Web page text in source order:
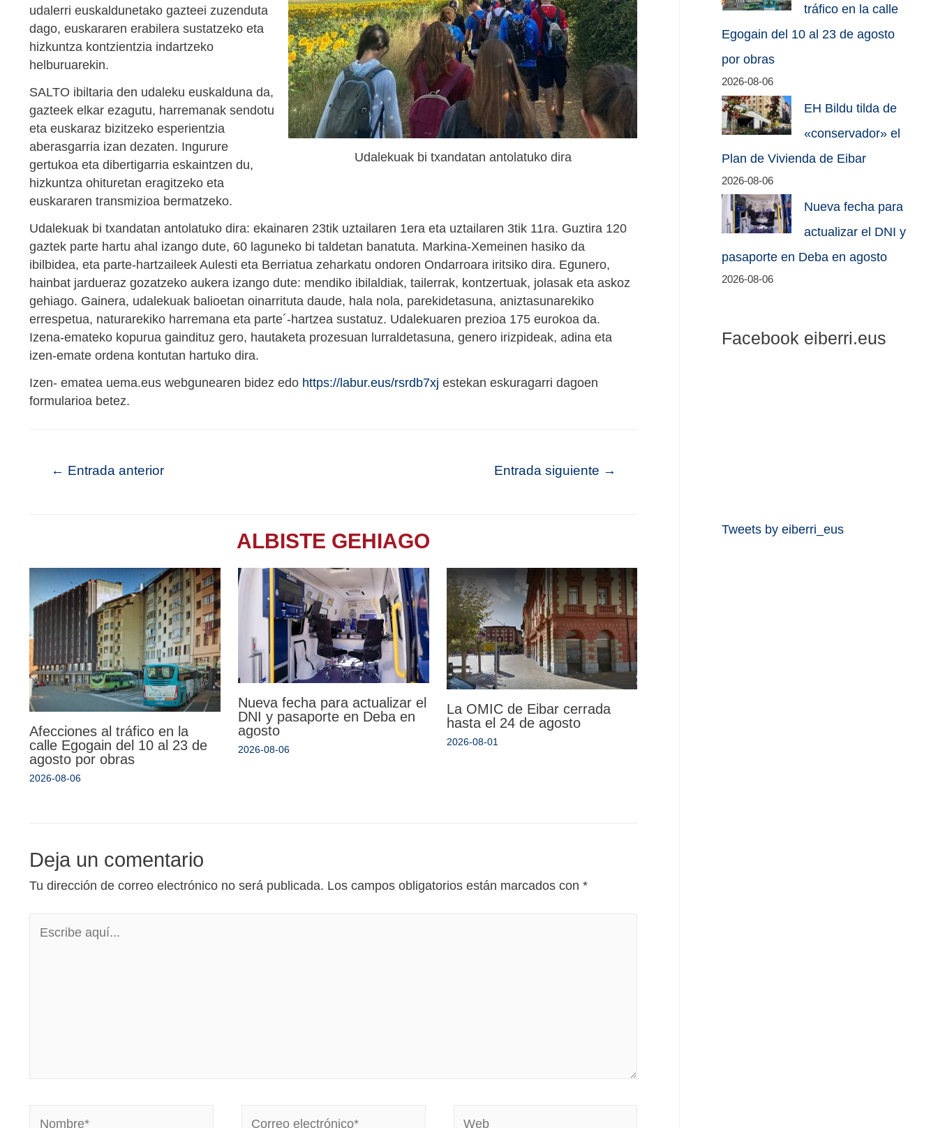
Udalekuak bi txandatan antolatuko dira
udalerri euskaldunetako gazteei zuzenduta
dago, euskararen erabilera sustatzeko eta
hizkuntza kontzientzia indartzeko
helburuarekin.
SALTO ibiltaria den udaleku euskalduna da,
gazteek elkar ezagutu, harremanak sendotu
eta euskaraz bizitzeko esperientzia
aberasgarria izan dezaten. Ingurure
gertukoa eta dibertigarria eskaintzen du,
hizkuntza ohituretan eragitzeko eta
euskararen transmizioa bermatzeko.
Udalekuak bi txandatan antolatuko dira: ekainaren 23tik uztailaren 1era eta uztailaren 3tik 11ra. Guztira 120
gaztek parte hartu ahal izango dute, 60 laguneko bi taldetan banatuta. Markina-Xemeinen hasiko da
ibilbidea, eta parte-hartzaileek Aulesti eta Berriatua zeharkatu ondoren Ondarroara iritsiko dira. Egunero,
hainbat jardueraz gozatzeko aukera izango dute: mendiko ibilaldiak, tailerrak, kontzertuak, jolasak eta askoz
gehiago. Gainera, udalekuak balioetan oinarrituta daude, hala nola, parekidetasuna, aniztasunarekiko
errespetua, naturarekiko harremana eta parte´-hartzea sustatuz. Udalekuaren prezioa 175 eurokoa da.
Izena-emateko kopurua gaindituz gero, hautaketa prozesuan lurraldetasuna, genero irizpideak, adina eta
izen-emate ordena kontutan hartuko dira.
Izen- ematea uema.eus webgunearen bidez edo https://labur.eus/rsrdb7xj estekan eskuragarri dagoen
formularioa betez.
← Entrada anterior Entrada siguiente →
ALBISTE GEHIAGO
Afecciones al tráfico en la
calle Egogain del 10 al 23 de
agosto por obras
2026-08-06
Nueva fecha para actualizar el
DNI y pasaporte en Deba en
agosto
2026-08-06
La OMIC de Eibar cerrada
hasta el 24 de agosto
2026-08-01
Deja un comentario
Tu dirección de correo electrónico no será publicada. Los campos obligatorios están marcados con *
tráfico en la calle
Egogain del 10 al 23 de agosto
por obras
2026-08-06
EH Bildu tilda de
«conservador» el
Plan de Vivienda de Eibar
2026-08-06
Nueva fecha para
actualizar el DNI y
pasaporte en Deba en agosto
2026-08-06
Facebook eiberri.eus
Tweets by eiberri_eus